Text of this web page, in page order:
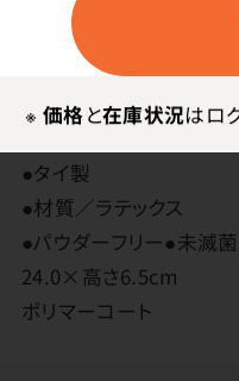
※ 価格と在庫状況はロ
その他
●タイ製
●材質／ラテックス
●パウダーフリー●未滅
24.0×高さ6.5cm
ポリマーコート